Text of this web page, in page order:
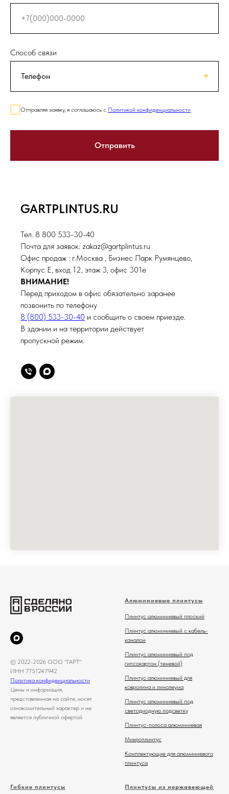
Способ связи
Отправляя заявку, я соглашаюсь с Политикой конфиденциальности
Отправить
GARTPLINTUS.RU
Тел. 8 800 533-30-40
Почта для заявок: zakaz@gartplintus.ru
Офис продаж : г.Москва , Бизнес Парк Румянцево,
Корпус Е, вход 12, этаж 3, офис 301е
ВНИМАНИЕ!
Перед приходом в офис обязательно заранее
позвонить по телефону
8 (800) 533-30-40 и сообщить о своем приезде.
В здании и на территории действует
пропускной режим.
© 2022-2026 ООО "ГАРТ"
ИНН 7751247942
Политика конфиденциальности
Цены и информация,
представленная на сайте, носят
ознакомительный характер и не
является публичной офертой
Алюминиевые плинтусы
Плинтус алюминиевый плоский
Плинтус алюминиевый с кабель-
каналом
Плинтус алюминиевый под
гипсокартон (теневой)
Плинтус алюминиевый для
ковролина и линолеума
Плинтус алюминиевый под
светодиодную подсветку
Плинтус-полоса алюминиевая
Микроплинтус
Комплектующие для алюминиевого
плинтуса
Гибкие плинтусы
Плинтусы из нержавеющей